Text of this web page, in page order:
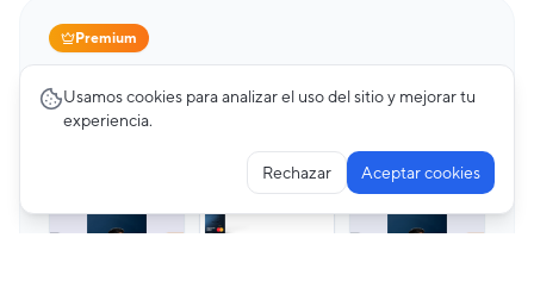
Premium
Cards
Mercado Pago
Usamos cookies para analizar el uso del sitio y mejorar tu
experiencia.
Rechazar Aceptar cookies